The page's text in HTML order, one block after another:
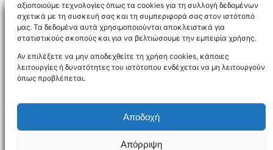
αξιοποιούμε τεχνολογίες όπως τα cookies για τη συλλογή δεδομένων
σχετικά με τη συσκευή σας και τη συμπεριφορά σας στον ιστότοπό
μας. Τα δεδομένα αυτά χρησιμοποιούνται αποκλειστικά για
στατιστικούς σκοπούς και για να βελτιώσουμε την εμπειρία χρήσης.
Αν επιλέξετε να μην αποδεχθείτε τη χρήση cookies, κάποιες
λειτουργίες ή δυνατότητες του ιστότοπου ενδέχεται να μη λειτουργούν
όπως προβλέπεται.
Αποδοχή
Απόρριψη
NEWSLETTER